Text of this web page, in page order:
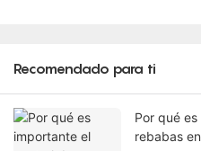
Recomendado para ti
Por qué
rebabas